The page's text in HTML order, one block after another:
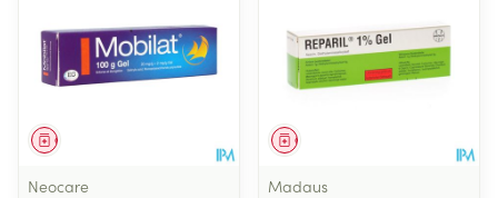
Geneesmiddel
Neocare
Geneesmiddel
Madaus